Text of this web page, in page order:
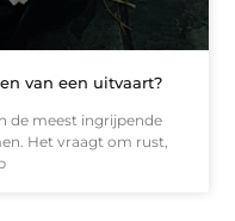
van een uitvaart?
de meest ingrijpende
Het vraagt om rust,